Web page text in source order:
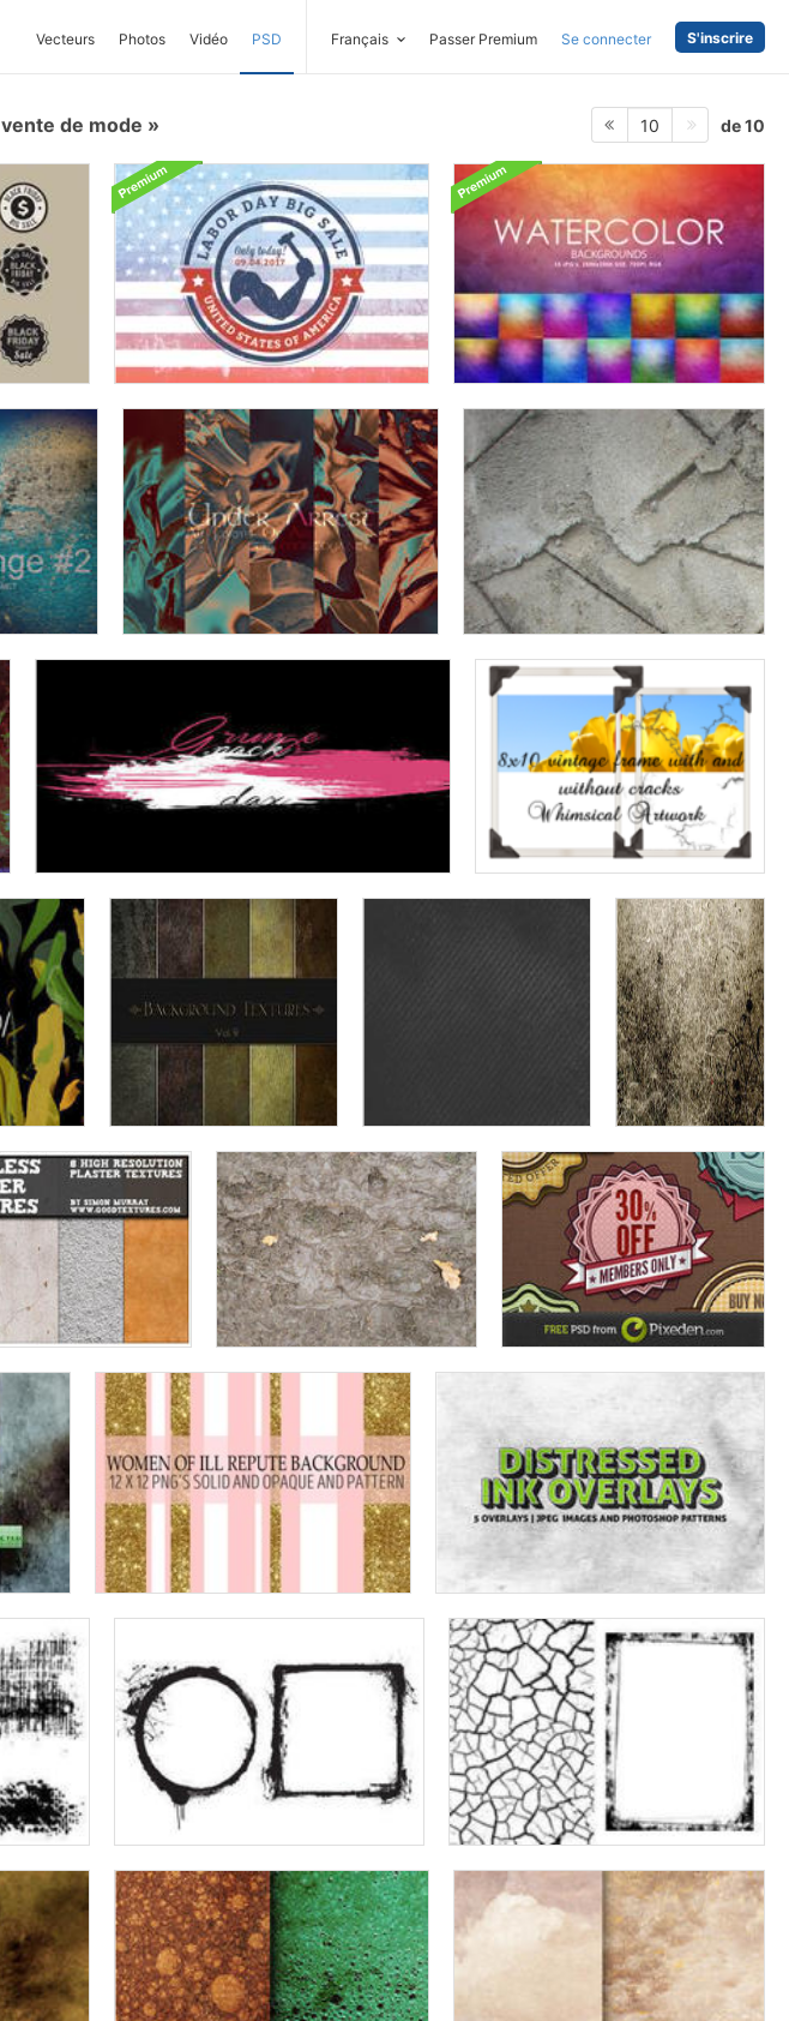
Vecteurs Photos Vidéo PSD Français Passer Premium Se connecter S'inscrire
vente de mode 10 de 10